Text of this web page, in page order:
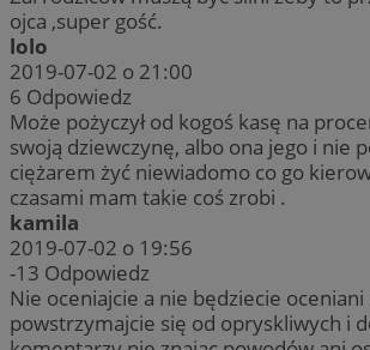
ojca ,super gość.
lolo
2019-07-02 o 21:00
6 Odpowiedz
Może pożyczył od kogoś kasę na
swoją dziewczynę, albo ona jego i nie
ciężarem żyć niewiadomo co go
czasami mam takie coś zrobi .
kamila
2019-07-02 o 19:56
-13 Odpowiedz
Nie oceniajcie a nie będziecie oceniani
powstrzymajcie się od opryskliwych i